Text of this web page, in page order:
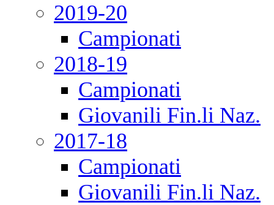
2019-20
Campionati
2018-19
Campionati
Giovanili Fin.li Naz.
2017-18
Campionati
Giovanili Fin.li Naz.